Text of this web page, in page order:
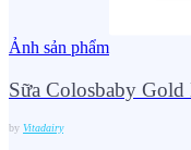
Ảnh sản phẩm
Sữa Colosbaby
by Vitadairy